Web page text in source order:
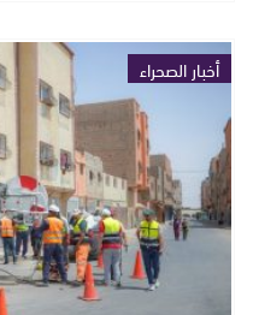
أخبار الصحراء